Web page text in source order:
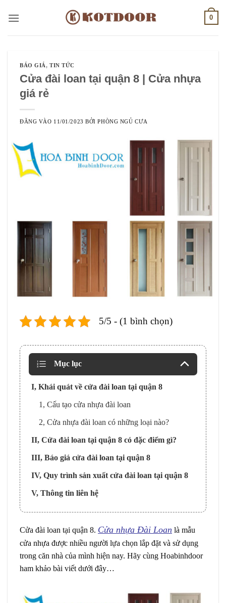
qua
0
BÁO GIÁ,TIN TỨC
Cửa đài loan tại quận 8 | Cửa nhựa
giá rẻ
ĐĂNG VÀO 11/01/2023 BỞIPHÒNG NGỦ CƯA
5/5 - (1 bình chọn)
Mục lục
I, Khái quát về cửa đài loan tại quận 8
1, Cấu tạo cửa nhựa đài loan
2, Cửa nhựa đài loan có những loại nào?
II, Cửa đài loan tại quận 8 có đặc điểm gì?
III, Báo giá cửa đài loan tại quận 8
IV, Quy trình sản xuất cửa đài loan tại quận 8
V, Thông tin liên hệ
Cửa đài loan tại quận 8. Cửa nhựa Đài Loan là mẫu
cửa nhựa được nhiều người lựa chọn lắp đặt và sử dụng
trong căn nhà của mình hiện nay. Hãy cùng Hoabinhdoor
ham khảo bài viết dưới đây…